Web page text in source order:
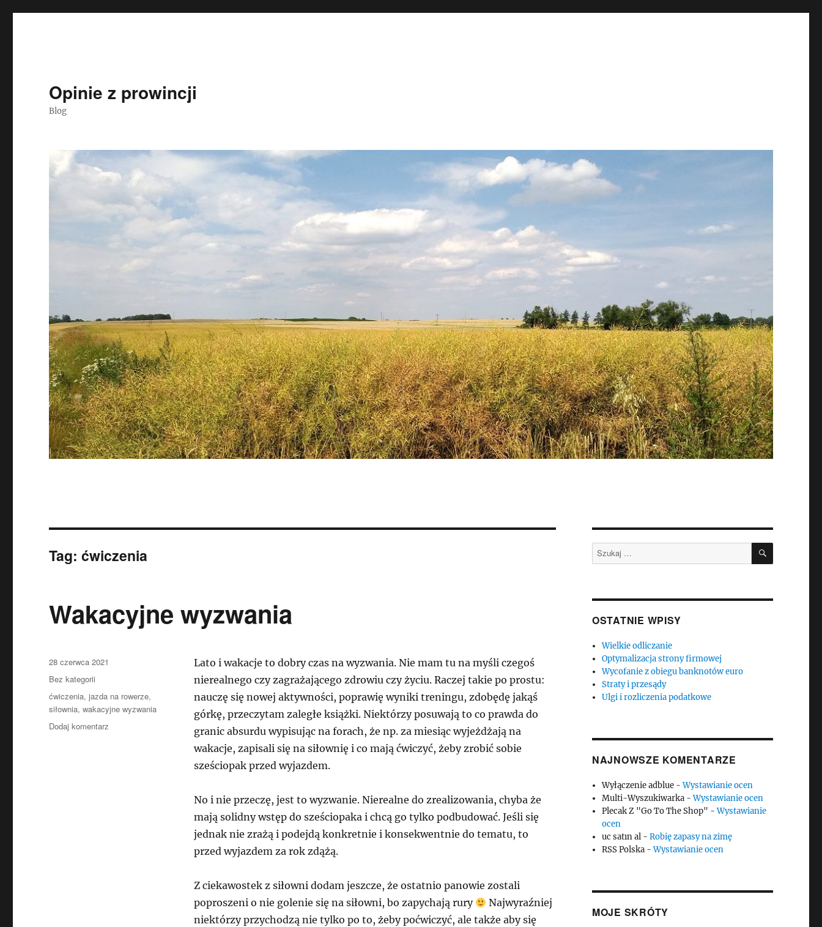
Opinie z prowincji
Blog
Tag:ćwiczenia
Wakacyjne wyzwania
Lato i wakacje to dobry czas na wyzwania. Nie mam tu na myśli czegoś
nierealnego czy zagrażającego zdrowiu czy życiu. Raczej takie po prostu:
nauczę się nowej aktywności, poprawię wyniki treningu, zdobędę jakąś
górkę, przeczytam zaległe książki. Niektórzy posuwają to co prawda do
granic absurdu wypisując na forach, że np. za miesiąc wyjeżdżają na
wakacje, zapisali się na siłownię i co mają ćwiczyć, żeby zrobić sobie
sześciopak przed wyjazdem.
No i nie przeczę, jest to wyzwanie. Nierealne do zrealizowania, chyba że
mają solidny wstęp do sześciopaka i chcą go tylko podbudować. Jeśli się
jednak nie zrażą i podejdą konkretnie i konsekwentnie do tematu, to
przed wyjazdem za rok zdążą.
Z ciekawostek z siłowni dodam jeszcze, że ostatnio panowie zostali
poproszeni o nie golenie się na siłowni, bo zapychają rury
Najwyraźniej
niektórzy przychodzą nie tylko po to, żeby poćwiczyć, ale także aby się
Data
publikacji
28 czerwca 2021
Kategorie
Bez kategorii
Tagi
ćwiczenia,jazda na rowerze,
siłownia,wakacyjne wyzwania
Dodaj komentarz
Szukaj: SZUKAJ
OSTATNIE WPISY
Wielkie odliczanie
Optymalizacja strony firmowej
Wycofanie z obiegu banknotów euro
Straty i przesądy
Ulgi i rozliczenia podatkowe
NAJNOWSZE KOMENTARZE
Wyłączenie adblue -Wystawianie ocen
Multi-Wyszukiwarka -Wystawianie ocen
Plecak Z "Go To The Shop" -Wystawianie
ocen
uc satın al -Robię zapasy na zimę
RSS Polska -Wystawianie ocen
MOJE SKRÓTY